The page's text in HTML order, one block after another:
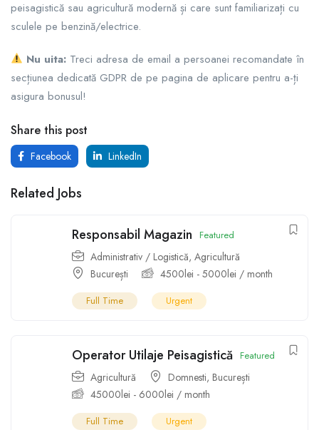
peisagistică sau agricultură modernă și care sunt familiarizați cu
sculele pe benzină/electrice.
Nu uita: Treci adresa de email a persoanei recomandate în
secțiunea dedicată GDPR de pe pagina de aplicare pentru a-ți
asigura bonusul!
Share this post
Facebook LinkedIn
Related Jobs
Responsabil Magazin Featured
Administrativ / Logistică, Agricultură
București
4500lei - 5000lei / month
Full Time Urgent
Operator Utilaje Peisagistică Featured
Agricultură Domnesti, București
45000lei - 6000lei / month
Full Time Urgent